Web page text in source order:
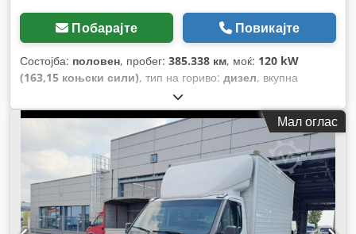
Побарајте Повикајте
Состојба: половен, пробег: 385.338 км, моќ: 120 kW
(163,15 коњски сили), тип на гориво: дизел, вкупна
, максимална носивост на товар:
прва регистрација:04/2018, емисиона класа:Еуро 6, број
, Опрема:ABS, серво управувач Мал оглас